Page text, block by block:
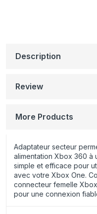
Description
Review
More Products
Adaptateur secteur
alimentation Xbox 360 à
simple et efficace pour
avec votre Xbox One.
connecteur femelle
pour une connexion